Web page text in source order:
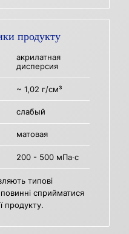
продукту
акрилатная
дисперсия
~ 1,02 г/см³
слабый
матовая
200 - 500 мПа·с
типові
сприйматися
продукту.